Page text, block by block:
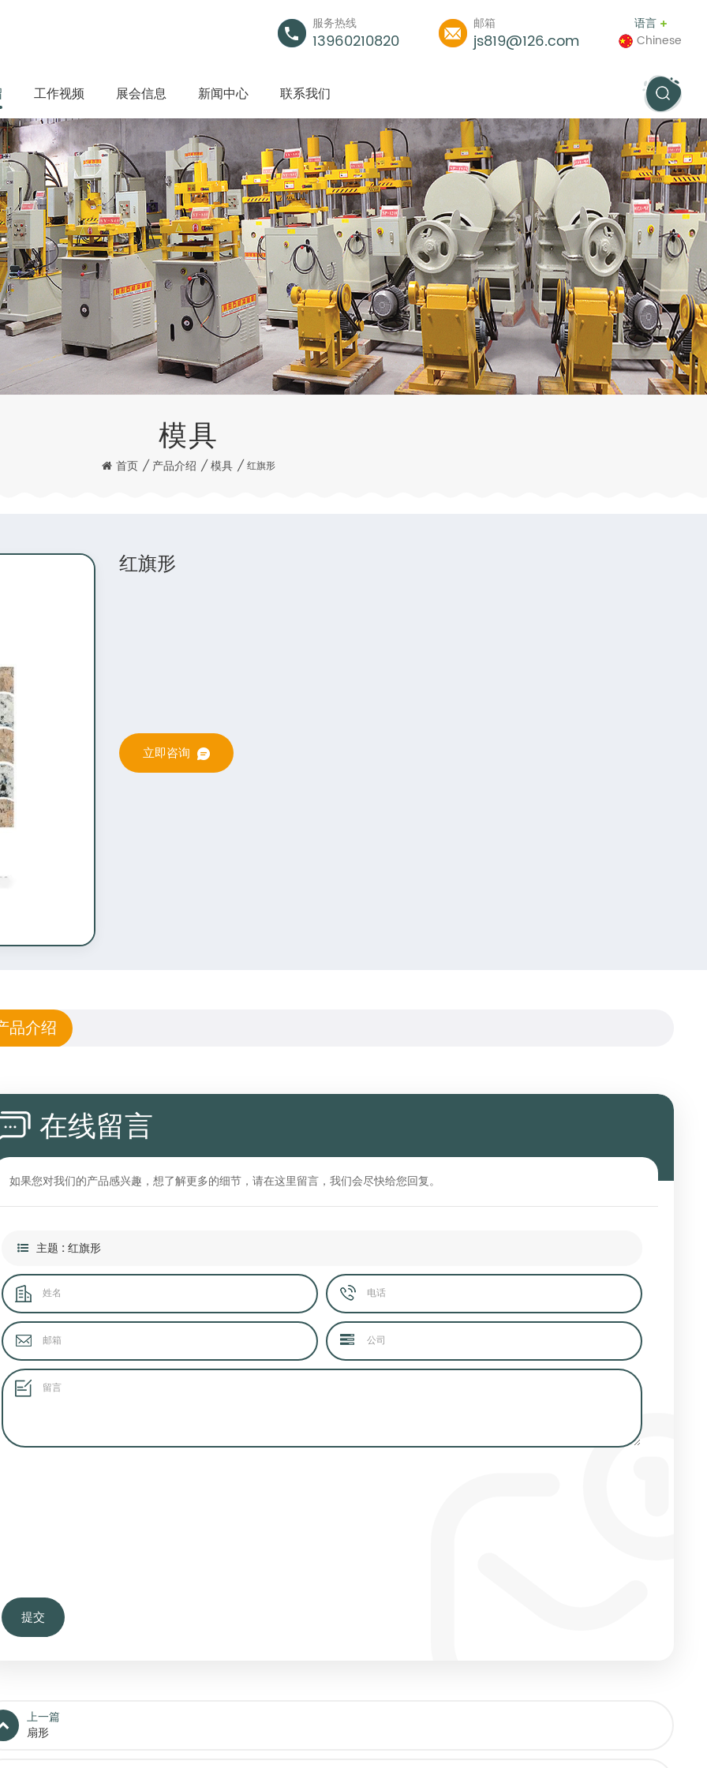
语言
Chinese
服务热线
13960210820
邮箱
js819@126.com
工作视频 展会信息 新闻中心 联系我们
模具
首页 / 产品介绍 / 模具 / 红旗形
红旗形
立即咨询
品介绍
在线留言
如果您对我们的产品感兴趣，想了解更多的细节，请在这里留言，我们会尽快给您回复。
主题 : 红旗形
上一篇
扇形